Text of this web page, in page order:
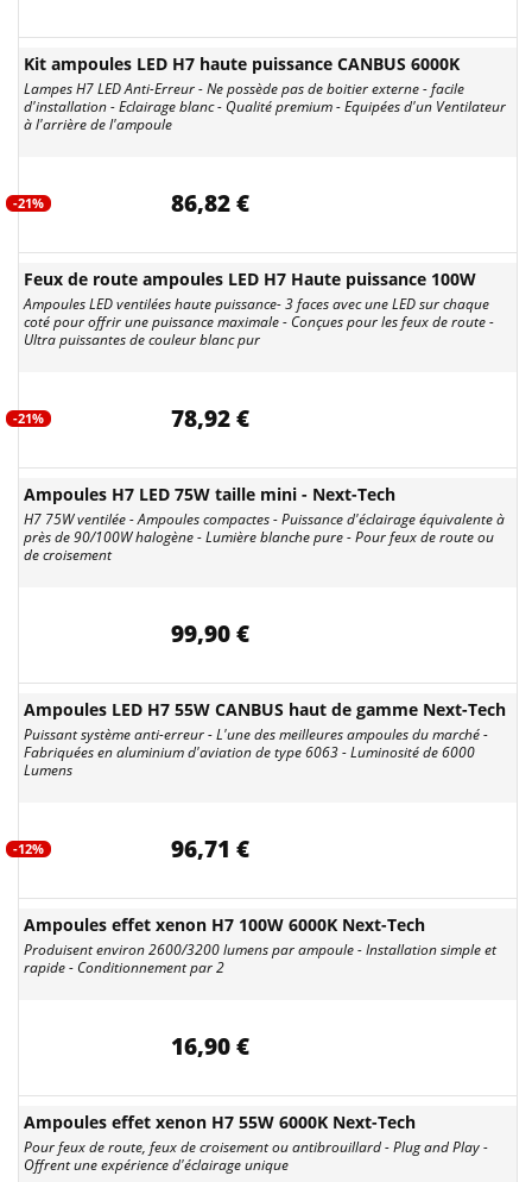
Kit ampoules LED H7 haute puissance CANBUS 6000K
Lampes H7 LED Anti-Erreur - Ne possède pas de boitier externe - facile
d'installation - Eclairage blanc - Qualité premium - Equipées d'un Ventilateur
à l'arrière de l'ampoule
-21% 86,82 €
Feux de route ampoules LED H7 Haute puissance 100W
Ampoules LED ventilées haute puissance- 3 faces avec une LED sur chaque
coté pour offrir une puissance maximale - Conçues pour les feux de route -
Ultra puissantes de couleur blanc pur
-21% 78,92 €
Ampoules H7 LED 75W taille mini - Next-Tech
H7 75W ventilée - Ampoules compactes - Puissance d'éclairage équivalente à
près de 90/100W halogène - Lumière blanche pure - Pour feux de route ou
de croisement
99,90 €
Ampoules LED H7 55W CANBUS haut de gamme Next-Tech
Puissant système anti-erreur - L'une des meilleures ampoules du marché -
Fabriquées en aluminium d'aviation de type 6063 - Luminosité de 6000
Lumens
-12% 96,71 €
Ampoules effet xenon H7 100W 6000K Next-Tech
Produisent environ 2600/3200 lumens par ampoule - Installation simple et
rapide - Conditionnement par 2
16,90 €
Ampoules effet xenon H7 55W 6000K Next-Tech
Pour feux de route, feux de croisement ou antibrouillard - Plug and Play -
Offrent une expérience d'éclairage unique